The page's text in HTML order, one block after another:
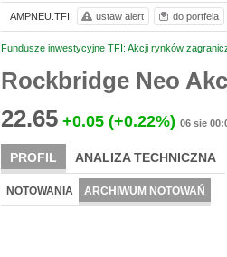
Fundusze inwestycyjne TFI: Akcji rynków
Rockbridge Neo
22.65 +0.05 (+0.22%) 06 sie
PROFIL ANALIZA TECHNICZNA
NOTOWANIA ARCHIWUM NOTOWAŃ
AMPNEU.TFI: ustaw alert do portfela